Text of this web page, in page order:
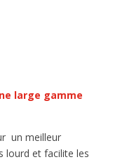
large gamme
un meilleur
lourd et facilite les